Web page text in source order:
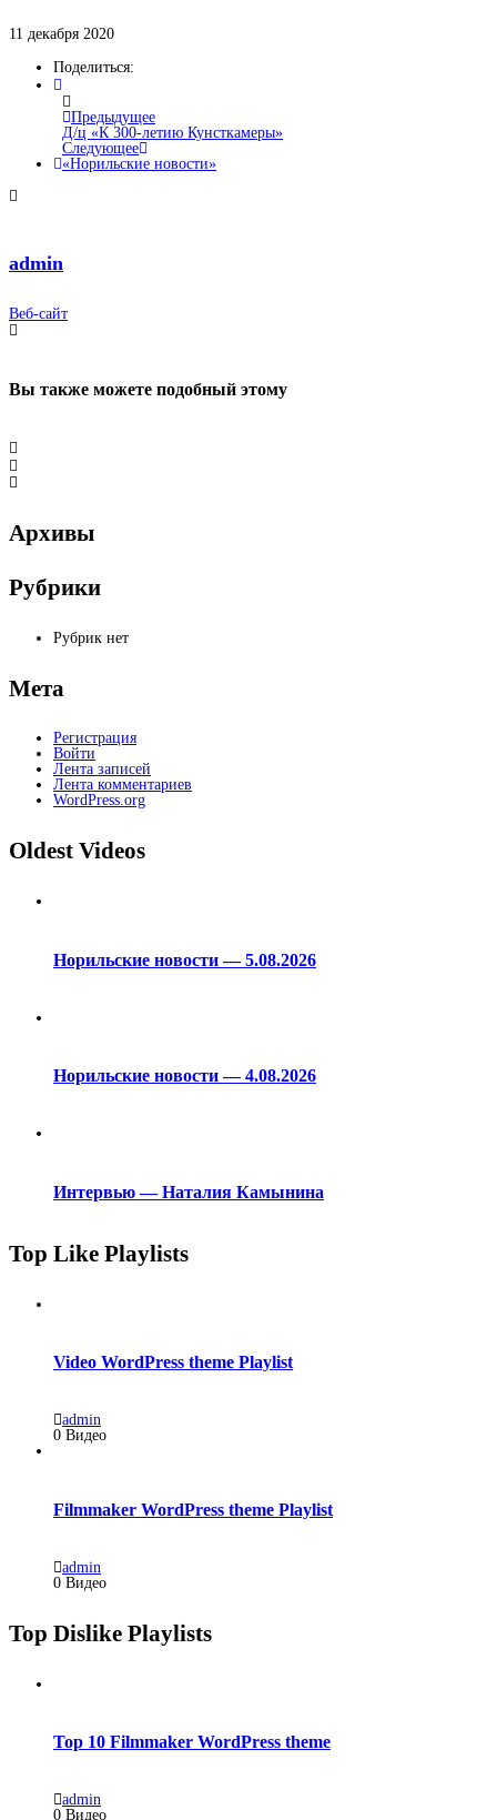
11 декабря 2020
Поделиться:
Предыдущее
Д/ц «К 300-летию Кунсткамеры»
Следующее
«Норильские новости»
admin
Веб-сайт
Вы также можете подобный этому
Архивы
Рубрики
Рубрик нет
Мета
Регистрация
Войти
Лента записей
Лента комментариев
WordPress.org
Oldest Videos
Норильские новости — 5.08.2026
Норильские новости — 4.08.2026
Интервью — Наталия Камынина
Top Like Playlists
Video WordPress theme Playlist
admin
0 Видео
Filmmaker WordPress theme Playlist
admin
0 Видео
Top Dislike Playlists
Top 10 Filmmaker WordPress theme
admin
0 Видео